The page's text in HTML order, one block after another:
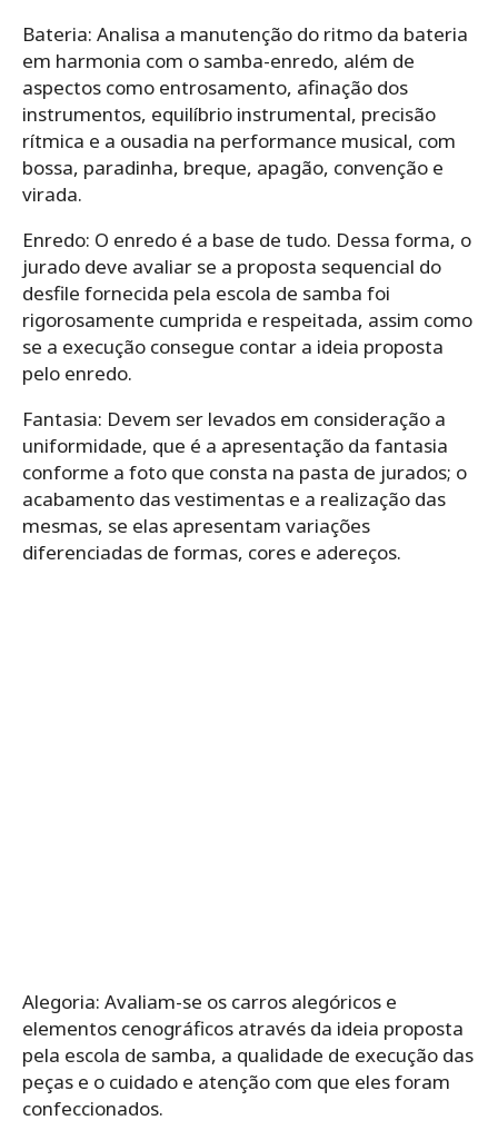
Bateria: Analisa a manutenção do ritmo da bateria
em harmonia com o samba-enredo, além de
aspectos como entrosamento, afinação dos
instrumentos, equilíbrio instrumental, precisão
rítmica e a ousadia na performance musical, com
bossa, paradinha, breque, apagão, convenção e
virada.
Enredo: O enredo é a base de tudo. Dessa forma, o
jurado deve avaliar se a proposta sequencial do
desfile fornecida pela escola de samba foi
rigorosamente cumprida e respeitada, assim como
se a execução consegue contar a ideia proposta
pelo enredo.
Fantasia: Devem ser levados em consideração a
uniformidade, que é a apresentação da fantasia
conforme a foto que consta na pasta de jurados; o
acabamento das vestimentas e a realização das
mesmas, se elas apresentam variações
diferenciadas de formas, cores e adereços.
Alegoria: Avaliam-se os carros alegóricos e
elementos cenográficos através da ideia proposta
pela escola de samba, a qualidade de execução das
peças e o cuidado e atenção com que eles foram
confeccionados.